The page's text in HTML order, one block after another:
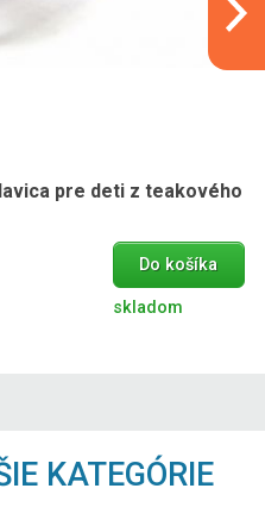
pre deti z teakového
Do košíka
skladom
KATEGÓRIE